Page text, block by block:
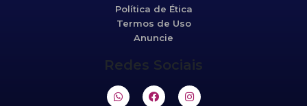
Política de Ética
Termos de Uso
Anuncie
Redes Sociais